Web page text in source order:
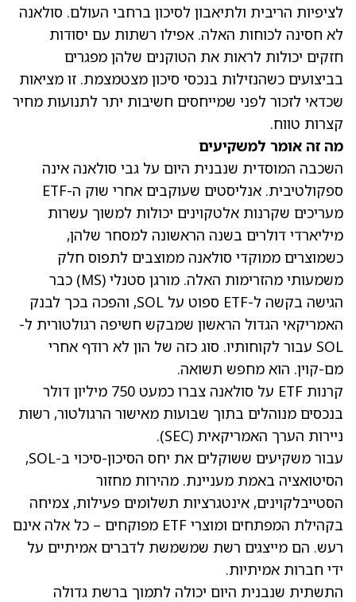
לציפיות הריבית ולתיאבון לסיכון ברחבי העולם. סולאנה
לא חסינה לכוחות האלה. אפילו רשתות עם יסודות
חזקים יכולות לראות את הטוקנים שלהן מפגרים
בביצועים כשהנזילות בנכסי סיכון מצטמצמת. זו מציאות
שכדאי לזכור לפני שמייחסים חשיבות יתר לתנועות מחיר
קצרות טווח.
מה זה אומר למשקיעים
השכבה המוסדית שנבנית היום על גבי סולאנה אינה
ספקולטיבית. אנליסטים שעוקבים אחרי שוק ה-ETF
מעריכים שקרנות אלטקוינים יכולות למשוך עשרות
מיליארדי דולרים בשנה הראשונה למסחר שלהן,
כשמוצרים ממוקדי סולאנה ממוצבים לתפוס חלק
משמעותי מהזרימות האלה. מורגן סטנלי (MS)
כבר
הגישה בקשה ל-ETF ספוט על SOL, והפכה בכך לבנק
האמריקאי הגדול הראשון שמבקש חשיפה רגולטורית ל-
SOL עבור לקוחותיו. סוג כזה של הון לא רודף אחרי
מם-קוין. הוא מחפש תשואה.
קרנות ETF על סולאנה צברו כמעט 750 מיליון דולר
בנכסים מנוהלים בתוך שבועות מאישור הרגולטור, רשות
ניירות הערך האמריקאית (SEC).
עבור משקיעים ששוקלים את יחס הסיכון-סיכוי ב-SOL,
הסיטואציה באמת מעניינת. מהירות מחזור
הסטייבלקוינים, אינטגרציות תשלומים פעילות, צמיחה
בקהילת המפתחים ומוצרי ETF מפוקחים – כל אלה אינם
רעש. הם מייצגים רשת שמשמשת לדברים אמיתיים על
ידי חברות אמיתיות.
התשתית שנבנית היום יכולה לתמוך ברשת גדולה